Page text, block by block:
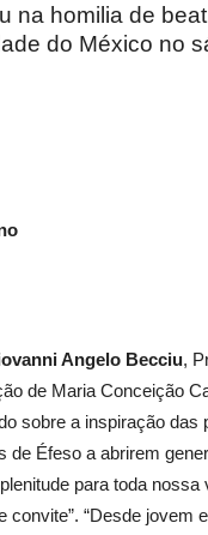
na homilia de
do México no
Angelo Becciu,
de Maria Conceição
sobre a inspiração
Éfeso a abrirem
para toda
convite”. “Desde